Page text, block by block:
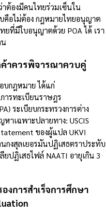
ต้องมีคนไทยร่วมเซ็นใน
อไม่ต้อง กฎหมายไทยอนุญาต
ที่มีใบอนุญาตด้วย POA ได้ เรา
ค้าควรพิจารณาควบคู่
บกฎหมาย ได้แก่
ารทะเบียนราษฎร
ระเบียบกระทรวงการต่าง
าเฉพาะปลายทาง: USCIS
ของผู้แปล UKVI
กงสุลเยอรมันปฏิเสธตราประทับ
ปฏิเสธไฟล์ NAATI อายุเกิน 3
งการสำเร็จการศึกษา